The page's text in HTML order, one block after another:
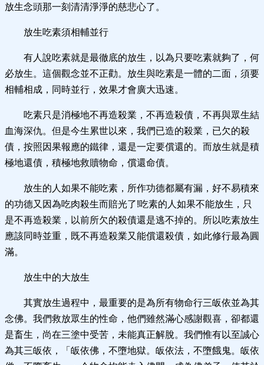
放生念頭那一刻清清淨淨的慈悲心了。
放生吃素須相輔並行
有人說吃素就是最徹底的放生，以為只要吃素就夠了，何
必放生。這個觀念並不正勸。放生與吃素是一體的二面，須要
相輔相成，同時並行，效果才會廣大迅速。
吃素只是消極地不再造殺業，不再造殺債，不再與眾生結
血海深仇。但是今生累世以來，我們已造的殺業，已欠的殺
債，按照因果報應的鐵律，還是一定要償還的。而放生就是積
極地還債，積極地救贖物命，償還命債。
放生的人如果不能吃素，所作功德都屬有漏，好不易積來
的功德又因為吃肉殺生而賠光了!吃素的人如果不能放生，只
是不再造殺業，以前所欠的殺債還是逃不掉的。所以吃素放生
應該同時並重，既不再造殺業又能償還殺債，如此修行最為圓
滿。
放生中的大放生
其實放生過程中，最重要的是為所有物命行三皈依並為其
念佛。我們救放眾生的性命，他們雖然滿心感謝觀喜，卻都還
是畜生，尚在三塗中受苦，未能真正解脫。我們惟有以至誠心
為其三皈依，「皈依佛，不墮地獄。皈依法，不墮餓鬼。皈依